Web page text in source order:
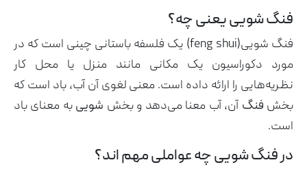
فنگ شویی یعنی چه؟
فنگ شویی(feng shui) یک فلسفه باستانی چینی است که در
مورد دکوراسیون یک مکانی مانند منزل یا محل کار
نظریه‌هایی را ارائه داده است. معنی لغوی آن آب، باد است که
بخش فنگ آن، آب معنا می‌دهد و بخش شویی به معنای باد
است.
در فنگ شویی چه عواملی مهم اند؟